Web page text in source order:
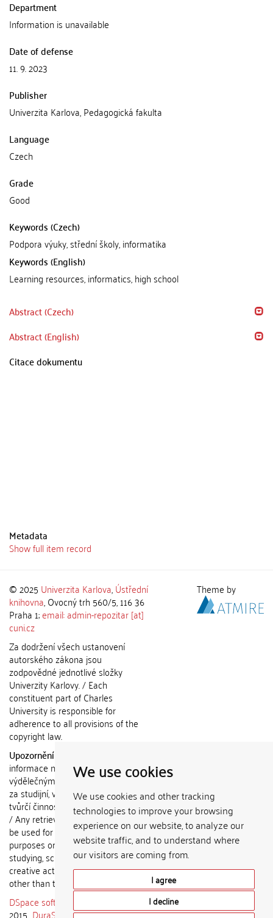
We use cookies
We use cookies and other tracking
technologies to improve your browsing
experience on our website, to analyze our
website traffic, and to understand where
our visitors are coming from.
I agree
I decline
Department
Information is unavailable
Date of defense
11. 9. 2023
Publisher
Univerzita Karlova, Pedagogická fakulta
Language
Czech
Grade
Good
Keywords (Czech)
Podpora výuky, střední školy, informatika
Keywords (English)
Learning resources, informatics, high school
Abstract (Czech)
Abstract (English)
Citace dokumentu
Metadata
Show full item record
© 2025 Univerzita Karlova,Ústřední
knihovna, Ovocný trh 560/5, 116 36
Praha 1;email: admin-repozitar [at]
cuni.cz
Za dodržení všech ustanovení
autorského zákona jsou
zodpovědné jednotlivé složky
Univerzity Karlovy. / Each
constituent part of Charles
University is responsible for
adherence to all provisions of the
copyright law.
Upozornění / Notice:
informace nemohou být použity k
výdělečným účelům nebo vydávány
za studijní, vědeckou nebo jinou
tvůrčí činnost jiné osoby než autora.
/ Any retrieved information shall not
be used for any commercial
purposes or claimed as results of
studying, scientific or any other
creative activities of any person
other than the author.
DSpace software
2015 DuraSpace
Theme by